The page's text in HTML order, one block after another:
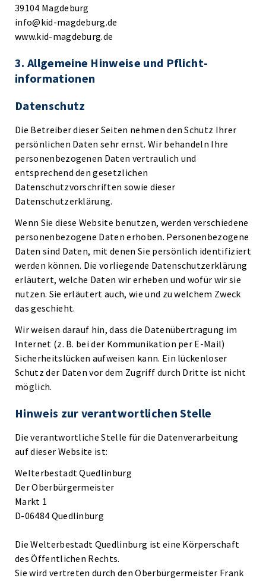
39104 Magdeburg
info@kid-magdeburg.de
www.kid-magdeburg.de
3. Allgemeine Hinweise und Pflicht­
informationen
Datenschutz
Die Betreiber dieser Seiten nehmen den Schutz Ihrer
persönlichen Daten sehr ernst. Wir behandeln Ihre
personenbezogenen Daten vertraulich und
entsprechend den gesetzlichen
Datenschutzvorschriften sowie dieser
Datenschutzerklärung.
Wenn Sie diese Website benutzen, werden verschiedene
personenbezogene Daten erhoben. Personenbezogene
Daten sind Daten, mit denen Sie persönlich identifiziert
werden können. Die vorliegende Datenschutzerklärung
erläutert, welche Daten wir erheben und wofür wir sie
nutzen. Sie erläutert auch, wie und zu welchem Zweck
das geschieht.
Wir weisen darauf hin, dass die Datenübertragung im
Internet (z. B. bei der Kommunikation per E-Mail)
Sicherheitslücken aufweisen kann. Ein lückenloser
Schutz der Daten vor dem Zugriff durch Dritte ist nicht
möglich.
Hinweis zur verantwortlichen Stelle
Die verantwortliche Stelle für die Datenverarbeitung
auf dieser Website ist:
Welterbestadt Quedlinburg
Der Oberbürgermeister
Markt 1
D-06484 Quedlinburg
Die Welterbestadt Quedlinburg ist eine Körperschaft
des Öffentlichen Rechts.
Sie wird vertreten durch den Oberbürgermeister Frank